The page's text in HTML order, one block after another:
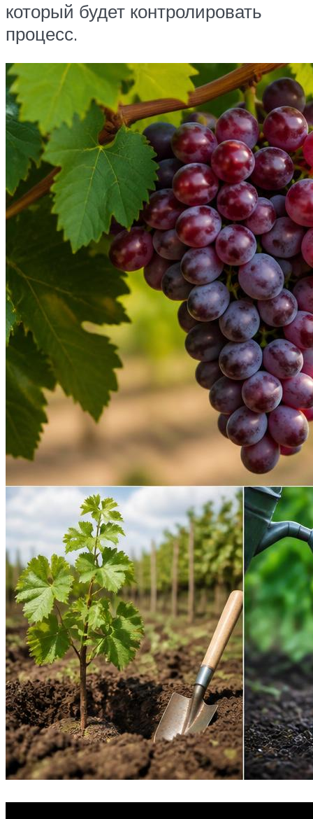
который будет контролировать
процесс.